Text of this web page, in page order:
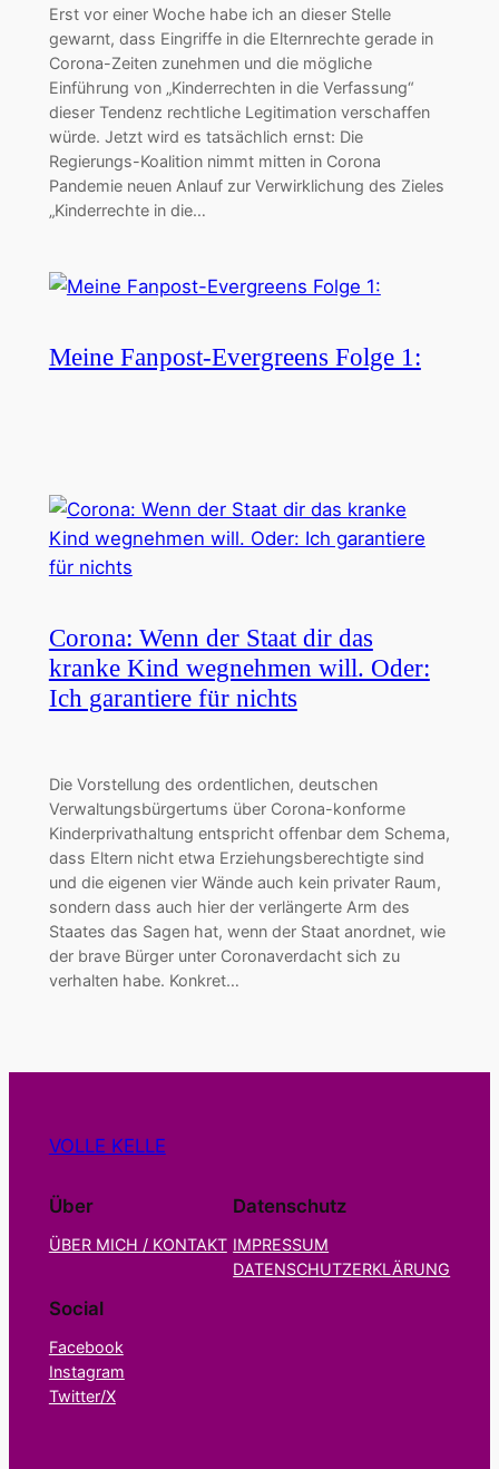
Erst vor einer Woche habe ich an dieser Stelle
gewarnt, dass Eingriffe in die Elternrechte gerade in
Corona-Zeiten zunehmen und die mögliche
Einführung von „Kinderrechten in die Verfassung“
dieser Tendenz rechtliche Legitimation verschaffen
würde. Jetzt wird es tatsächlich ernst: Die
Regierungs-Koalition nimmt mitten in Corona
Pandemie neuen Anlauf zur Verwirklichung des Zieles
„Kinderrechte in die…
Meine Fanpost-Evergreens Folge 1:
Corona: Wenn der Staat dir das
kranke Kind wegnehmen will. Oder:
Ich garantiere für nichts
Die Vorstellung des ordentlichen, deutschen
Verwaltungsbürgertums über Corona-konforme
Kinderprivathaltung entspricht offenbar dem Schema,
dass Eltern nicht etwa Erziehungsberechtigte sind
und die eigenen vier Wände auch kein privater Raum,
sondern dass auch hier der verlängerte Arm des
Staates das Sagen hat, wenn der Staat anordnet, wie
der brave Bürger unter Coronaverdacht sich zu
verhalten habe. Konkret…
VOLLE KELLE
Über
ÜBER MICH / KONTAKT
Datenschutz
IMPRESSUM
DATENSCHUTZERKLÄRUNG
Social
Facebook
Instagram
Twitter/X